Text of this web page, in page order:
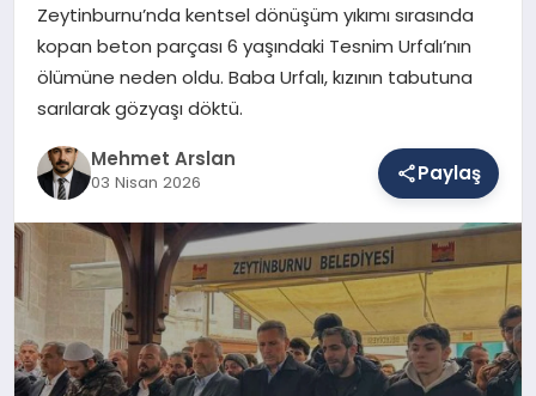
SAĞLIK
DÜNYA
Zeytinburnu’nda kentsel dönüşüm yıkımı sırasında
kopan beton parçası 6 yaşındaki Tesnim Urfalı’nın
ölümüne neden oldu. Baba Urfalı, kızının tabutuna
sarılarak gözyaşı döktü.
Mehmet Arslan
03 Nisan 2026 Paylaş